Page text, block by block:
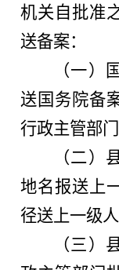
机关自批准
送备案：
（一）
送国务院备
行政主管部门
（二）
地名报送上
径送上一级
（三）